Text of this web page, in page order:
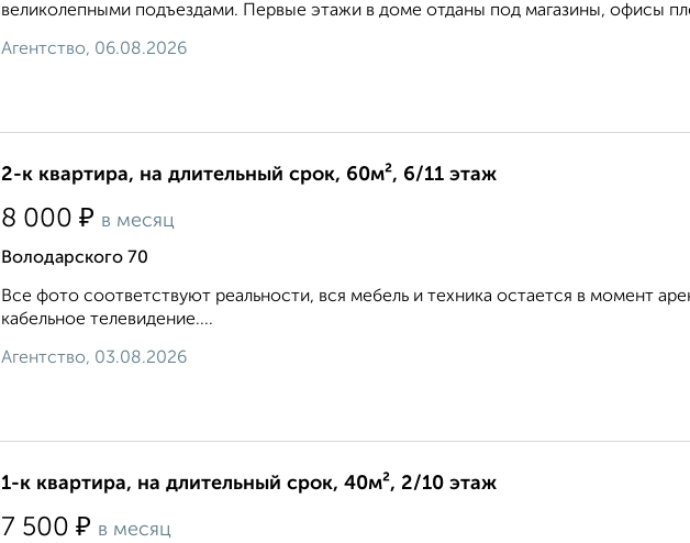
великолепными подъездами. Первые этажи в доме отданы под магазины, офисы
Агентство, 06.08.2026
2-к квартира, на длительный срок, 60м², 6/11 этаж
8 000 ₽ в месяц
Володарского 70
Все фото соответствуют реальности, вся мебель и техника остается в момент
кабельное телевидение....
Агентство, 03.08.2026
1-к квартира, на длительный срок, 40м², 2/10 этаж
7 500 ₽ в месяц